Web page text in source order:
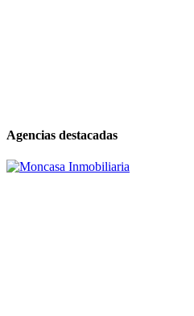
Agencias destacadas